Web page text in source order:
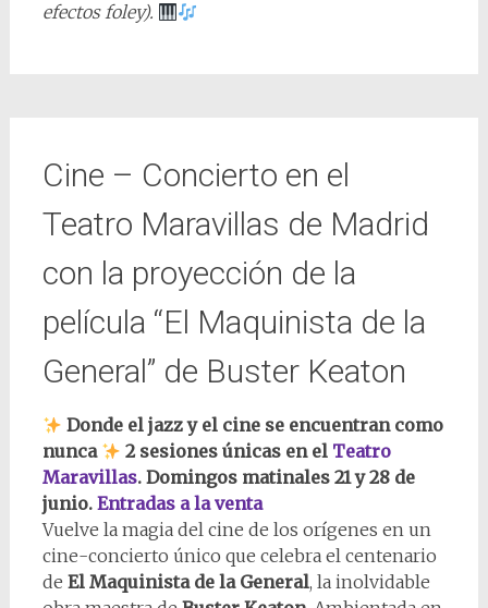
efectos foley).
Cine – Concierto en el
Teatro Maravillas de Madrid
con la proyección de la
película “El Maquinista de la
General” de Buster Keaton
Donde el jazz y el cine se encuentran como
nunca
2 sesiones únicas en el Teatro
Maravillas. Domingos matinales 21 y 28 de
junio. Entradas a la venta
Vuelve la magia del cine de los orígenes en un
cine-concierto único que celebra el centenario
de El Maquinista de la General, la inolvidable